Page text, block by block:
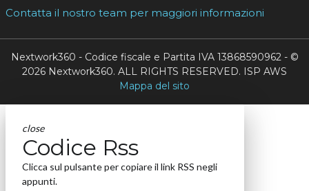
Contatta il nostro team per maggiori informazioni
Nextwork360 - Codice fiscale e Partita IVA 13868590962 - ©
2026 Nextwork360. ALL RIGHTS RESERVED. ISP AWS
Mappa del sito
close
Codice Rss
Clicca sul pulsante per copiare il link RSS negli
appunti.